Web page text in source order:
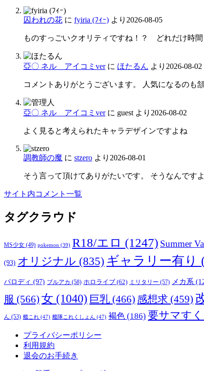
囚われの花 に fyiria (ﾌｨｰ) より 2026-08-05
ものすっごいクオリティですね！？ どれだけ時
亞〇 ネル アイコミverに ほたるん より 2026-08-02
コメントありがとうございます。 人気になるのも頷
亞〇 ネル アイコミverに guest より 2026-08-02
よく見ると考えられたキャラデザインですよね
調教師の魔 に stzero より 2026-08-01
そう言って頂けてありがたいです。 そうなんです
サイト内コメント一覧
タグクラウド
MS少女 (49) pokemon (39) R18/エロ (1247) Summer
(93) オリジナル (835) ギャラリー有り
パロディ (97) ブルアカ (58) ホロライブ (62) ミリタリー (57) メカ系
服 (566) 女 (1040) 巨乳 (466) 感想求 (459)
ん (53) 艦これ (47) 艦隊これくしょん (47) 褐色 (186) 要サマすく
プライバシーポリシー
利用規約
退会のお手続き